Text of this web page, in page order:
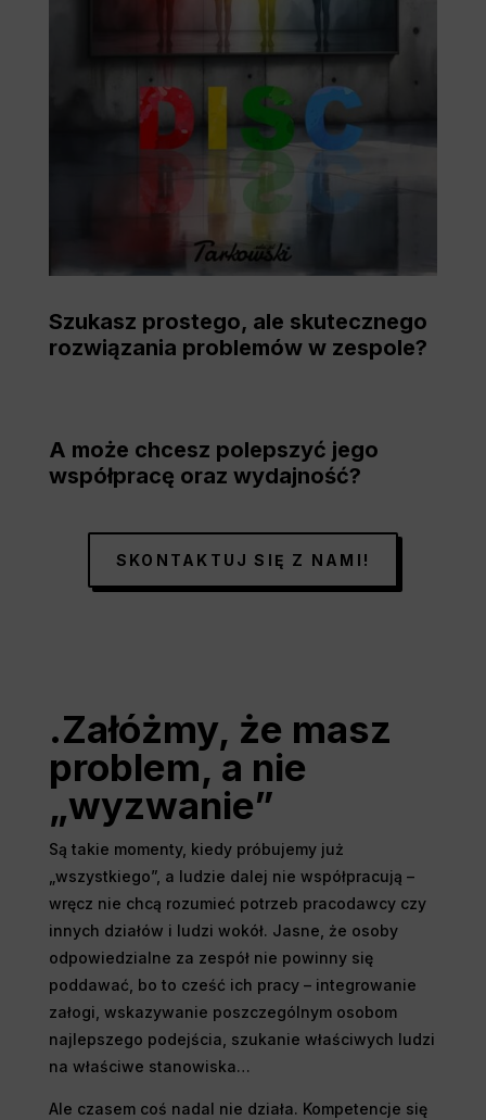
Szukasz prostego, ale skutecznego
rozwiązania problemów w zespole?
A może chcesz polepszyć jego
współpracę oraz wydajność?
SKONTAKTUJ SIĘ Z NAMI!
.Załóżmy, że masz
problem, a nie
„wyzwanie”
Są takie momenty, kiedy próbujemy już
„wszystkiego”, a ludzie dalej nie współpracują –
wręcz nie chcą rozumieć potrzeb pracodawcy czy
innych działów i ludzi wokół. Jasne, że osoby
odpowiedzialne za zespół nie powinny się
poddawać, bo to cześć ich pracy – integrowanie
załogi, wskazywanie poszczególnym osobom
najlepszego podejścia, szukanie właściwych ludzi
na właściwe stanowiska…
Ale czasem coś nadal nie działa. Kompetencje się